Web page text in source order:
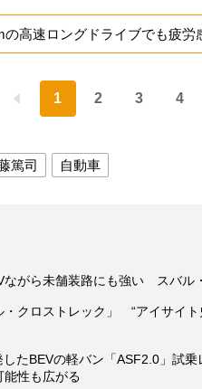
高速ロングドライブでも疲労
1 2 3 4
篤司 自動車
ながら未舗装路にも強い スバル
クロストレック」 “アイサイ
したBEVの軽バン「ASF2.0」試
能性も広がる